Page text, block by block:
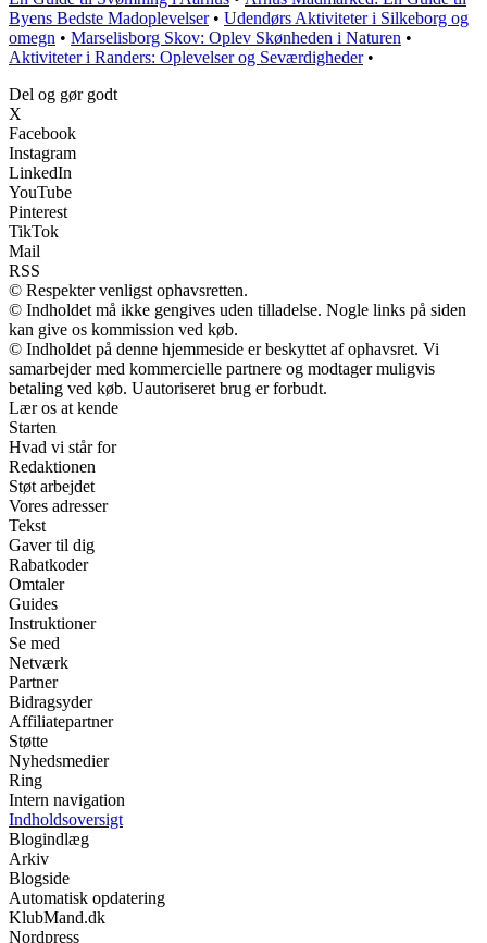
Byens Bedste Madoplevelser• Udendørs Aktiviteter i Silkeborg og
omegn • Marselisborg Skov: Oplev Skønheden i Naturen •
Aktiviteter i Randers: Oplevelser og Seværdigheder•
Del og gør godt
X
Facebook
Instagram
LinkedIn
YouTube
Pinterest
TikTok
Mail
RSS
© Respekter venligst ophavsretten.
© Indholdet må ikke gengives uden tilladelse. Nogle links på siden
kan give os kommission ved køb.
© Indholdet på denne hjemmeside er beskyttet af ophavsret. Vi
samarbejder med kommercielle partnere og modtager muligvis
betaling ved køb. Uautoriseret brug er forbudt.
Lær os at kende
Starten
Hvad vi står for
Redaktionen
Støt arbejdet
Vores adresser
Tekst
Gaver til dig
Rabatkoder
Omtaler
Guides
Instruktioner
Se med
Netværk
Partner
Bidragsyder
Affiliatepartner
Støtte
Nyhedsmedier
Ring
Intern navigation
Indholdsoversigt
Blogindlæg
Arkiv
Blogside
Automatisk opdatering
KlubMand.dk
Nordpress